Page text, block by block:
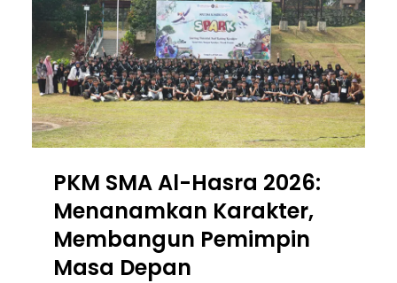
PKM SMA Al-Hasra 2026:
Menanamkan Karakter,
Membangun Pemimpin
Masa Depan